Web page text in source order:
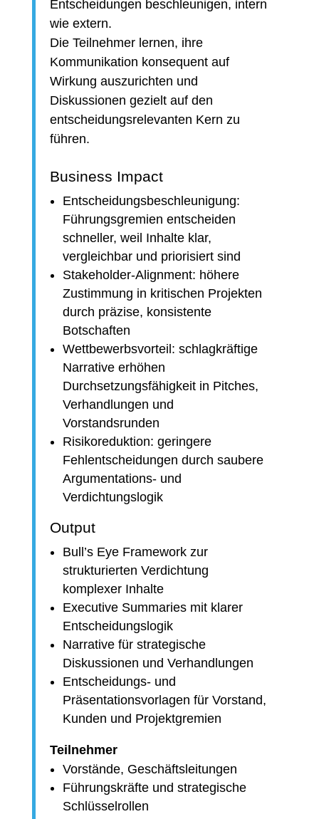
Entscheidungen beschleunigen, intern
wie extern.
Die Teilnehmer lernen, ihre
Kommunikation konsequent auf
Wirkung auszurichten und
Diskussionen gezielt auf den
entscheidungsrelevanten Kern zu
führen.
Business Impact
Entscheidungsbeschleunigung:
Führungsgremien entscheiden
schneller, weil Inhalte klar,
vergleichbar und priorisiert sind
Stakeholder-Alignment: höhere
Zustimmung in kritischen Projekten
durch präzise, konsistente
Botschaften
Wettbewerbsvorteil: schlagkräftige
Narrative erhöhen
Durchsetzungsfähigkeit in Pitches,
Verhandlungen und
Vorstandsrunden
Risikoreduktion: geringere
Fehlentscheidungen durch saubere
Argumentations- und
Verdichtungslogik
Output
Bull’s Eye Framework zur
strukturierten Verdichtung
komplexer Inhalte
Executive Summaries mit klarer
Entscheidungslogik
Narrative für strategische
Diskussionen und Verhandlungen
Entscheidungs- und
Präsentationsvorlagen für Vorstand,
Kunden und Projektgremien
Teilnehmer
Vorstände, Geschäftsleitungen
Führungskräfte und strategische
Schlüsselrollen